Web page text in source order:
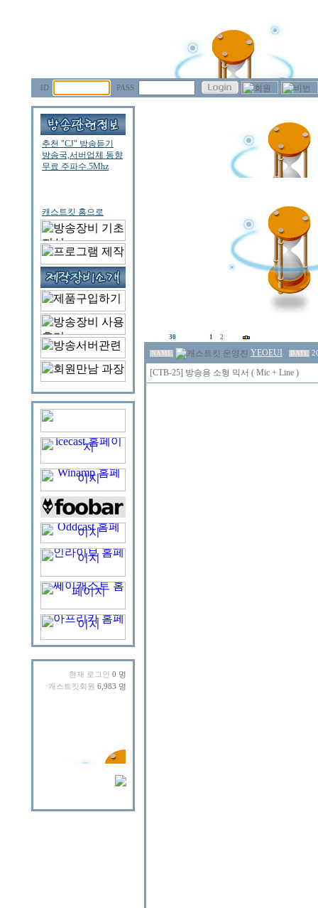
ID PASS
현재 로그인 0 명
캐스트킷회원 6,983 명
30 1 2
NAME YEOEUI DATE
[CTB-25] 방송용 소형 믹서 ( Mic + Line )